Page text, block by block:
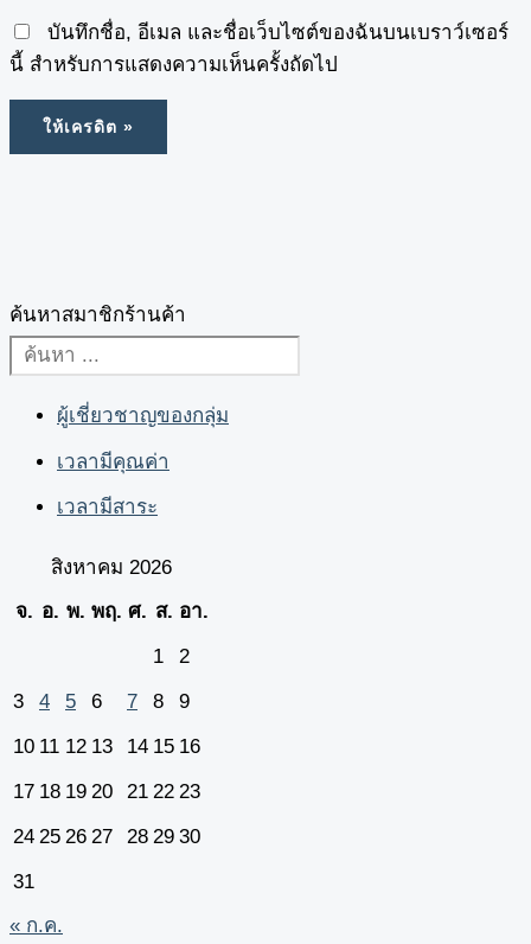
บันทึกชื่อ, อีเมล และชื่อเว็บไซต์ของฉันบนเบราว์เซอร์
นี้ สำหรับการแสดงความเห็นครั้งถัดไป
ค้นหาสมาชิกร้านค้า
ผู้เชี่ยวชาญของกลุ่ม
เวลามีคุณค่า
เวลามีสาระ
สิงหาคม 2026
จ. อ. พ. พฤ. ศ. ส. อา.
1
2
3
4 5 6 7 8
9
10 11 12 13 14 15 16
17 18 19 20 21 22 23
24 25 26 27 28 29 30
31
« ก.ค.